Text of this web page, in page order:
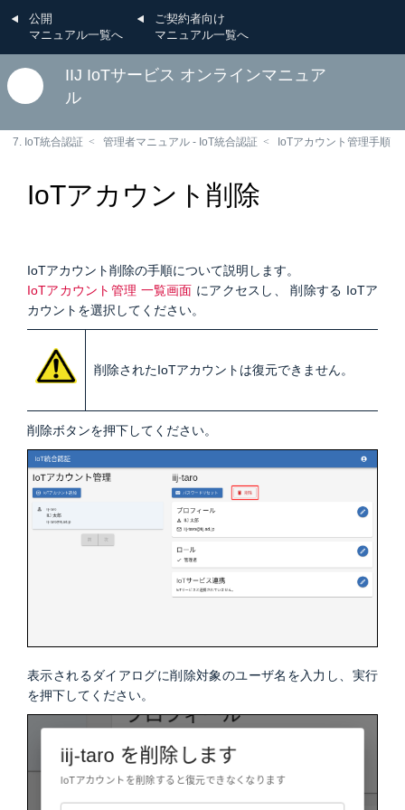
公開
マニュアル一覧へ
ご契約者向け
マニュアル一覧へ
IIJ IoTサービス オンラインマニュア
ル
7. IoT統合認証 管理者マニュアル - IoT統合認証 IoTアカウント管理手順
IoTアカウント削除
IoTアカウント削除の手順について説明します。
IoTアカウント管理 一覧画面 にアクセスし、 削除する IoTア
カウントを選択してください。
削除されたIoTアカウントは復元できません。
削除ボタンを押下してください。
表示されるダイアログに削除対象のユーザ名を入力し、実行
を押下してください。